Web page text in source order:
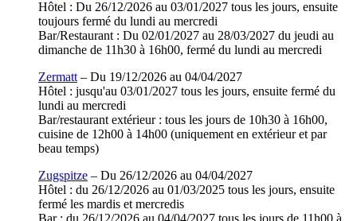
Hôtel : Du 26/12/2026 au 03/01/2027 tous les jours, ensuite
toujours fermé du lundi au mercredi
Bar/Restaurant : Du 02/01/2027 au 28/03/2027 du jeudi au
dimanche de 11h30 à 16h00, fermé du lundi au mercredi
Zermatt – Du 19/12/2026 au 04/04/2027
Hôtel : jusqu'au 03/01/2027 tous les jours, ensuite fermé du
lundi au mercredi
Bar/restaurant extérieur : tous les jours de 10h30 à 16h00,
cuisine de 12h00 à 14h00 (uniquement en extérieur et par
beau temps)
Zugspitze – Du 26/12/2026 au 04/04/2027
Hôtel : du 26/12/2026 au 01/03/2025 tous les jours, ensuite
fermé les mardis et mercredis
Bar : du 26/12/2026 au 04/04/2027 tous les jours de 11h00 à